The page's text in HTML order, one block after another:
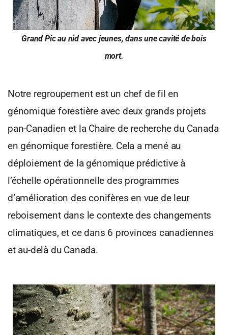
Grand Pic au nid avec jeunes, dans une cavité de bois
mort.
Notre regroupement est un chef de fil en
génomique forestière avec deux grands projets
pan-Canadien et la Chaire de recherche du Canada
en génomique forestière. Cela a mené au
déploiement de la génomique prédictive à
l’échelle opérationnelle des programmes
d’amélioration des conifères en vue de leur
reboisement dans le contexte des changements
climatiques, et ce dans 6 provinces canadiennes
et au-delà du Canada.